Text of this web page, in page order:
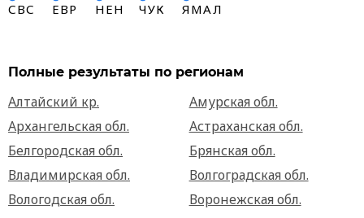
СВС ЕВР НЕН ЧУК ЯМАЛ
Полные результаты по регионам
Алтайский кр.
Амурская обл.
Архангельская обл.
Астраханская обл.
Белгородская обл.
Брянская обл.
Владимирская обл.
Волгоградская обл.
Вологодская обл.
Воронежская обл.